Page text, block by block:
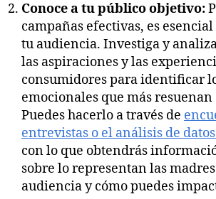
Conoce a tu público objetivo:
campañas efectivas, es
tu audiencia. Investiga y
las aspiraciones y las
consumidores para identificar
emocionales que más resuenan
Puedes hacerlo a través de
entrevistas o el análisis de
con lo que obtendrás
sobre lo representan las
audiencia y cómo puedes